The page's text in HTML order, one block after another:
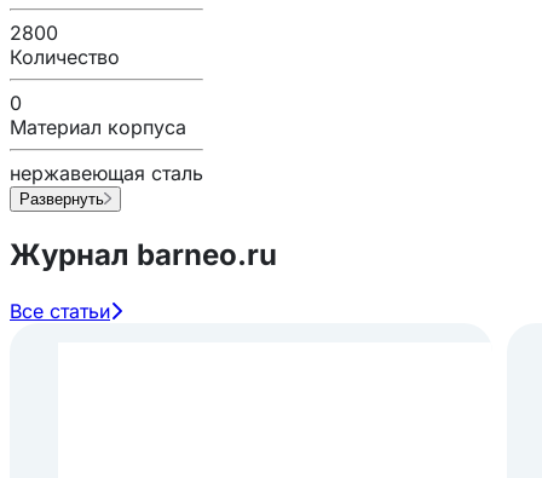
2800
Количество
0
Материал корпуса
нержавеющая сталь
Развернуть
Журнал barneo.ru
Все статьи